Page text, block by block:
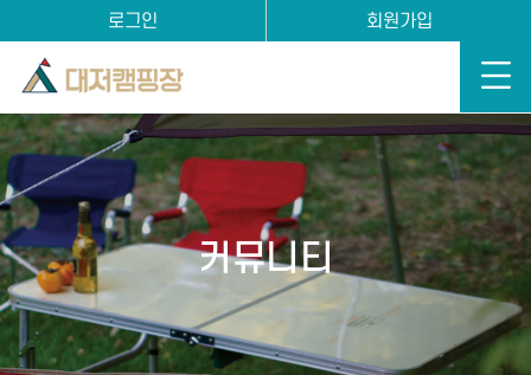
로그인 회원가입
커뮤니티